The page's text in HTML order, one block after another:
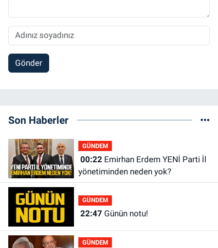
Gönder
Son Haberler
GÜNDEM
00:22Emirhan Erdem YENİ Parti İl
yönetiminden neden yok?
GÜNDEM
22:47 Günün notu!
GÜNDEM